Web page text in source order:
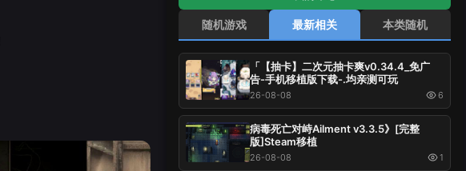
随机游戏 最新相关 本类随机
「【抽卡】二次元抽卡爽v0.34.4_免广
告-手机移植版下载-.均亲测可玩
26-08-08 6
病毒死亡对峙Ailment v3.3.5》[完整
版]Steam移植
26-08-08 1